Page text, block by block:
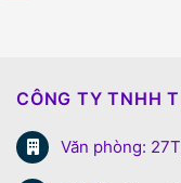
CÔNG TY TNHH
Văn phòng: